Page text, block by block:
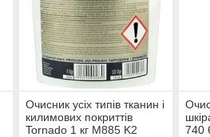
Очисник усіх типів тканин і
килимових покриттів
Tornado 1 кг M885 K2
740